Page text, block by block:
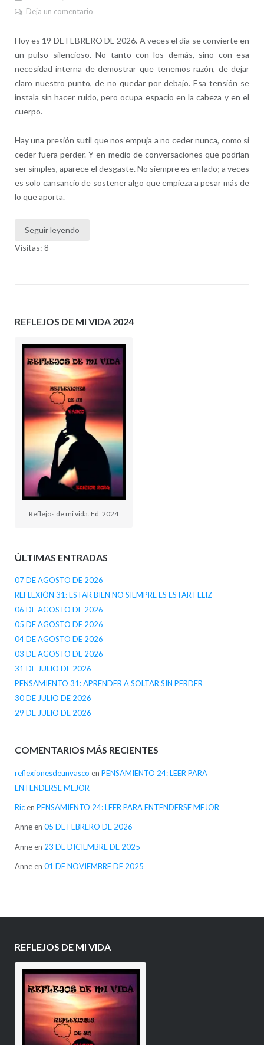
Deja un comentario
Hoy es 19 DE FEBRERO DE 2026. A veces el día se convierte en
un pulso silencioso. No tanto con los demás, sino con esa
necesidad interna de demostrar que tenemos razón, de dejar
claro nuestro punto, de no quedar por debajo. Esa tensión se
instala sin hacer ruido, pero ocupa espacio en la cabeza y en el
cuerpo.
Hay una presión sutil que nos empuja a no ceder nunca, como si
ceder fuera perder. Y en medio de conversaciones que podrían
ser simples, aparece el desgaste. No siempre es enfado; a veces
es solo cansancio de sostener algo que empieza a pesar más de
lo que aporta.
Seguir leyendo
Visitas: 8
REFLEJOS DE MI VIDA 2024
Reflejos de mi vida. Ed. 2024
ÚLTIMAS ENTRADAS
07 DE AGOSTO DE 2026
REFLEXIÓN 31: ESTAR BIEN NO SIEMPRE ES ESTAR FELIZ
06 DE AGOSTO DE 2026
05 DE AGOSTO DE 2026
04 DE AGOSTO DE 2026
03 DE AGOSTO DE 2026
31 DE JULIO DE 2026
PENSAMIENTO 31: APRENDER A SOLTAR SIN PERDER
30 DE JULIO DE 2026
29 DE JULIO DE 2026
COMENTARIOS MÁS RECIENTES
reflexionesdeunvasco en PENSAMIENTO 24: LEER PARA
ENTENDERSE MEJOR
Ricen PENSAMIENTO 24: LEER PARA ENTENDERSE MEJOR
Anneen 05 DE FEBRERO DE 2026
Anneen 23 DE DICIEMBRE DE 2025
Anneen 01 DE NOVIEMBRE DE 2025
REFLEJOS DE MI VIDA